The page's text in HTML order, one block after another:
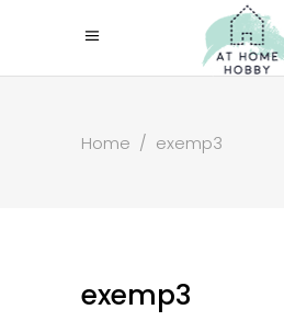
Home / exemp3
exemp3